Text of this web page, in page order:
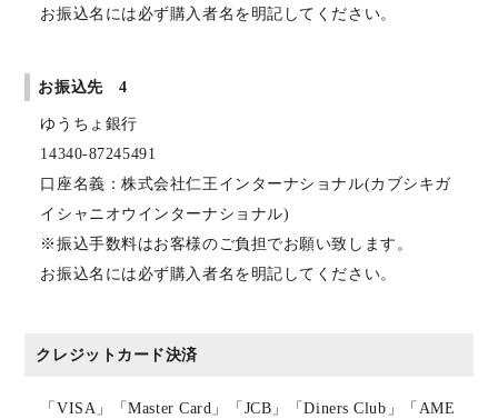
お振込名には必ず購入者名を明記してください。
お振込先 4
ゆうちょ銀行
14340-87245491
口座名義：株式会社仁王インターナショナル(カブシキガ
イシャニオウインターナショナル)
※振込手数料はお客様のご負担でお願い致します。
お振込名には必ず購入者名を明記してください。
クレジットカード決済
「VISA」「Master Card」「JCB」「Diners Club」「AME